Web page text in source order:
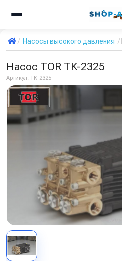
Насосы высокого давления
Насос TOR TK-2325
Артикул: TK-2325